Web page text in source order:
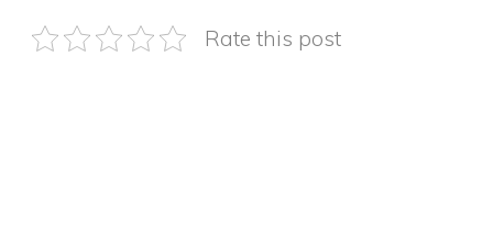
Rate this post